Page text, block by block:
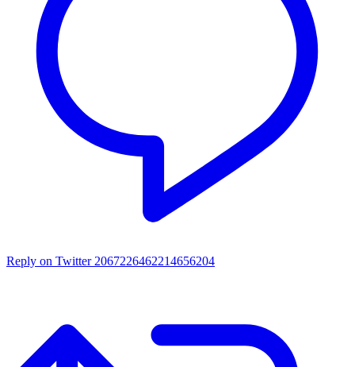
Reply on Twitter 2067226462214656204